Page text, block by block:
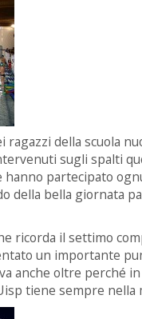
ragazzi della scuola
sugli spalti
partecipato
della bella giornata
ricorda il settimo
un importante
anche oltre perché
tiene sempre nella